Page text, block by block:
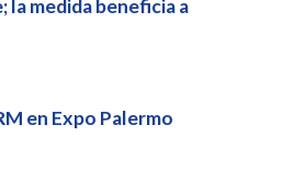
medida beneficia a
en Expo Palermo